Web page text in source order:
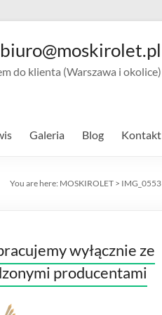
do klienta (Warszawa i okolice)
Galeria Blog Kontakt
You are here: MOSKIROLET > IMG_0553
wyłącznie ze
producentami